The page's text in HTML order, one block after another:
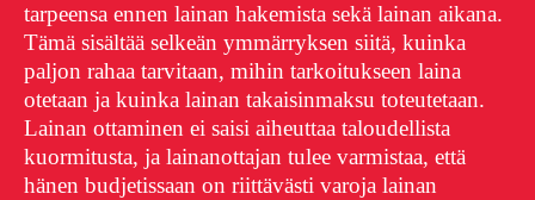
tarpeensa ennen lainan hakemista sekä lainan aikana.
Tämä sisältää selkeän ymmärryksen siitä, kuinka
paljon rahaa tarvitaan, mihin tarkoitukseen laina
otetaan ja kuinka lainan takaisinmaksu toteutetaan.
Lainan ottaminen ei saisi aiheuttaa taloudellista
kuormitusta, ja lainanottajan tulee varmistaa, että
hänen budjetissaan on riittävästi varoja lainan